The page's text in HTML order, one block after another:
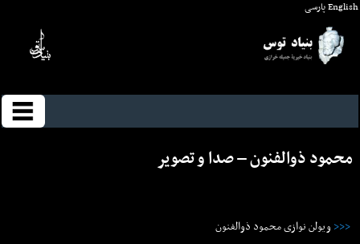
Englishپارسی
محمود ذوالفنون – صدا و تصوير
<<< ویولن نوازی محمود ذوالفنون